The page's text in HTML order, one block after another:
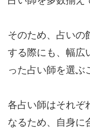
そのため、占いの
する際にも、幅広
った占い師を選ぶ
各占い師はそれぞ
なるため、自身に